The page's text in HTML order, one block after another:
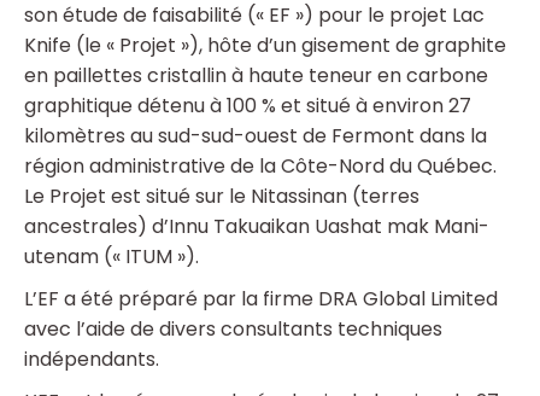
son étude de faisabilité (« EF ») pour le projet Lac
Knife (le « Projet »), hôte d’un gisement de graphite
en paillettes cristallin à haute teneur en carbone
graphitique détenu à 100 % et situé à environ 27
kilomètres au sud-sud-ouest de Fermont dans la
région administrative de la Côte-Nord du Québec.
Le Projet est situé sur le Nitassinan (terres
ancestrales) d’Innu Takuaikan Uashat mak Mani-
utenam (« ITUM »).
L’EF a été préparé par la firme DRA Global Limited
avec l’aide de divers consultants techniques
indépendants.